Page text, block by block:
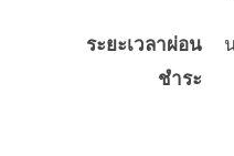
ระยะเวลาผ่อน
ชำระ